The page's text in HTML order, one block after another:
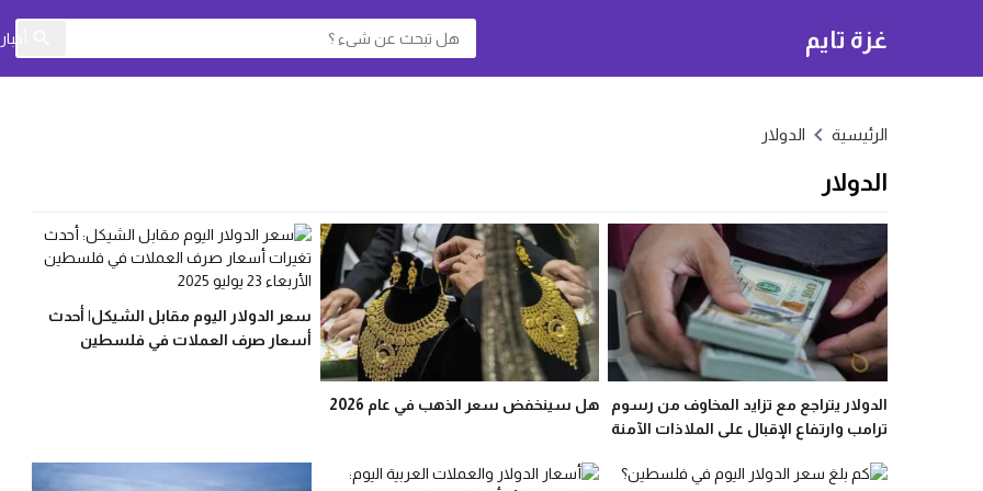
غزة تايم
الرئيسية الدولار
الدولار
الدولار يتراجع مع تزايد المخاوف من رسوم
ترامب وارتفاع الإقبال على الملاذات الآمنة
هل سينخفض سعر الذهب في عام 2026
سعر الدولار اليوم مقابل الشيكل| أحدث
أسعار صرف العملات في فلسطين